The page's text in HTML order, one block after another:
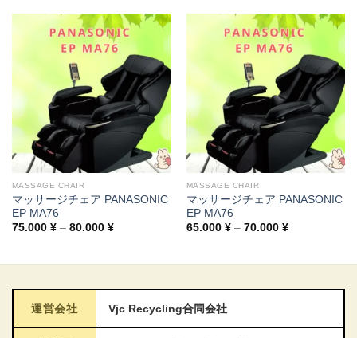
50.000 ¥
130.000 ¥
MASSAGE CHAIR
マッサージチェア PANASONIC
EP MA76
75.000 ¥ – 80.000 ¥Price
MASSAGE CHAIR
マッサージチェア PANASONIC
EP MA76
65.000 ¥ – 70.000 ¥Price
運営会社 Vjc Recycling合同会社